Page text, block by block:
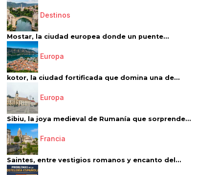
Destinos
Mostar, la ciudad europea donde un puente...
Europa
kotor, la ciudad fortificada que domina una de...
Europa
Sibiu, la joya medieval de Rumanía que sorprende...
Francia
Saintes, entre vestigios romanos y encanto del...